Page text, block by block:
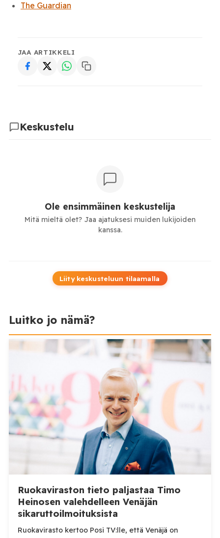
The Guardian
JAA ARTIKKELI
Keskustelu
Ole ensimmäinen keskustelija
Mitä mieltä olet? Jaa ajatuksesi muiden lukijoiden
kanssa.
Liity keskusteluun tilaamalla
Luitko jo nämä?
Ruokaviraston tieto paljastaa Timo
Heinosen valehdelleen Venäjän
sikaruttoilmoituksista
Ruokavirasto kertoo Posi TV:lle, että Venäjä on